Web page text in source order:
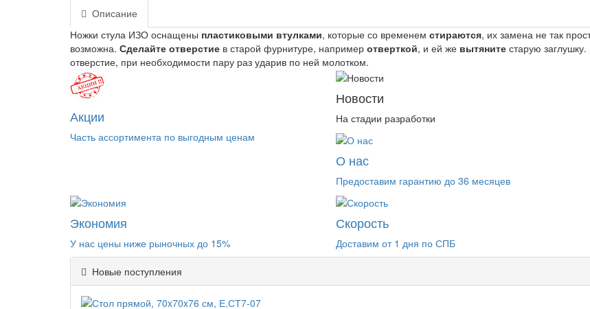
Описание
Ножки стула ИЗО оснащены пластиковыми втулками, которые со временем стираются, их замена не так
возможна. Сделайте отверстие в старой фурнитуре, например отверткой, и ей же вытяните старую
отверстие, при необходимости пару раз ударив по ней молотком.
Акции
Часть ассортимента по выгодным ценам
Новости
На стадии разработки
О нас
Предоставим гарантию до 36 месяцев
Экономия
У нас цены ниже рыночных до 15%
Скорость
Доставим от 1 дня по СПБ
Новые поступления